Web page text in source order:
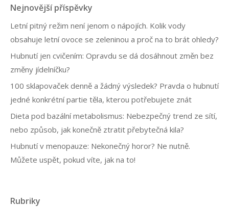
k
y
Nejnovější příspěvky
Letní pitný režim není jenom o nápojích. Kolik vody
obsahuje letní ovoce se zeleninou a proč na to brát ohledy?
Hubnutí jen cvičením: Opravdu se dá dosáhnout změn bez
změny jídelníčku?
100 sklapovaček denně a žádný výsledek? Pravda o hubnutí
jedné konkrétní partie těla, kterou potřebujete znát
Dieta pod bazální metabolismus: Nebezpečný trend ze sítí,
nebo způsob, jak konečně ztratit přebytečná kila?
Hubnutí v menopauze: Nekonečný horor? Ne nutně.
Můžete uspět, pokud víte, jak na to!
Rubriky